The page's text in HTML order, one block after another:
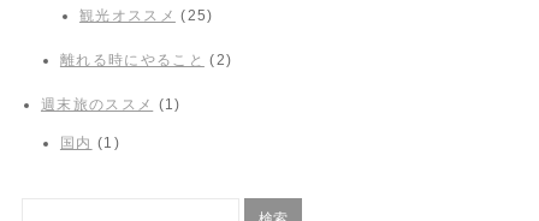
観光オススメ (25)
離れる時にやること (2)
週末旅のススメ (1)
国内 (1)